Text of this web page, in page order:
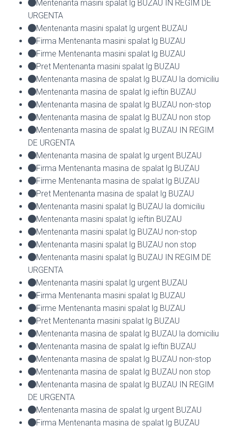
Mentenanta masini spalat lg BUZAU IN REGIM DE
URGENTA
Mentenanta masini spalat lg urgent BUZAU
Firma Mentenanta masini spalat lg BUZAU
Firme Mentenanta masini spalat lg BUZAU
Pret Mentenanta masini spalat lg BUZAU
Mentenanta masina de spalat lg BUZAU la domiciliu
Mentenanta masina de spalat lg ieftin BUZAU
Mentenanta masina de spalat lg BUZAU non-stop
Mentenanta masina de spalat lg BUZAU non stop
Mentenanta masina de spalat lg BUZAU IN REGIM
DE URGENTA
Mentenanta masina de spalat lg urgent BUZAU
Firma Mentenanta masina de spalat lg BUZAU
Firme Mentenanta masina de spalat lg BUZAU
Pret Mentenanta masina de spalat lg BUZAU
Mentenanta masini spalat lg BUZAU la domiciliu
Mentenanta masini spalat lg ieftin BUZAU
Mentenanta masini spalat lg BUZAU non-stop
Mentenanta masini spalat lg BUZAU non stop
Mentenanta masini spalat lg BUZAU IN REGIM DE
URGENTA
Mentenanta masini spalat lg urgent BUZAU
Firma Mentenanta masini spalat lg BUZAU
Firme Mentenanta masini spalat lg BUZAU
Pret Mentenanta masini spalat lg BUZAU
Mentenanta masina de spalat lg BUZAU la domiciliu
Mentenanta masina de spalat lg ieftin BUZAU
Mentenanta masina de spalat lg BUZAU non-stop
Mentenanta masina de spalat lg BUZAU non stop
Mentenanta masina de spalat lg BUZAU IN REGIM
DE URGENTA
Mentenanta masina de spalat lg urgent BUZAU
Firma Mentenanta masina de spalat lg BUZAU